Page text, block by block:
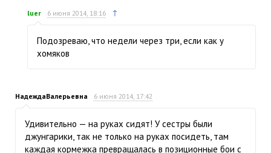
luer 6 июня 2014, 18:16 ↑
Подозреваю, что недели через три, если как у
хомяков
НадеждаВалерьевна 6 июня 2014, 17:42
Удивительно — на руках сидят! У сестры были
джунгарики, так не только на руках посидеть, там
каждая кормежка превращалась в позиционные бои с